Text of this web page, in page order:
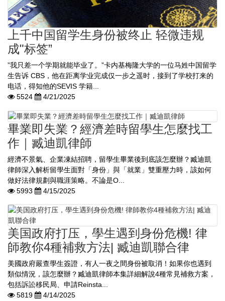
上千中国留学生身份被终止 轻微违规
成"标签”
”我只差一个学期就能毕业了。”卡内基梅隆大学的一位马姓中国留学
生告诉 CBS，他在距离学业完成仅一步之遥时，接到了学校打来的
电话，得知他的SEVIS 学籍...
5524
4/21/2025
畢業即失業？經濟差時留學生怎麼找工
作｜臧迪凱律師
經濟不景氣、企業凍結招聘，留學生畢業後到底該怎麼辦？臧迪凱
律師深入解析留學生面對「身份」與「就業」雙重壓力時，該如何
做好法律規劃與職涯策略。不論是O...
5993
4/15/2025
美国政府打压，學生遇到身份危機! 律
師教你4種補救方法| 臧迪凱聯合律
美國政府嚴查學生簽證，有人一夜之間身份被取消！如果你也遇到
類似情況，該怎麼辦？臧迪凱律師本集詳細解說4種常見補救方案，
包括訴訟移民局、申請Reinsta...
5819
4/14/2025